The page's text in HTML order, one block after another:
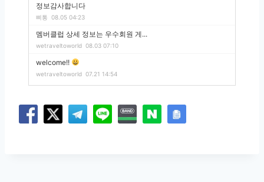
정보감사합니다
삐통 08.05 04:23
멤버클럽 상세 정보는 우수회원 게...
wetraveltoworld 08.03 07:10
welcome!!
wetraveltoworld 07.21 14:54